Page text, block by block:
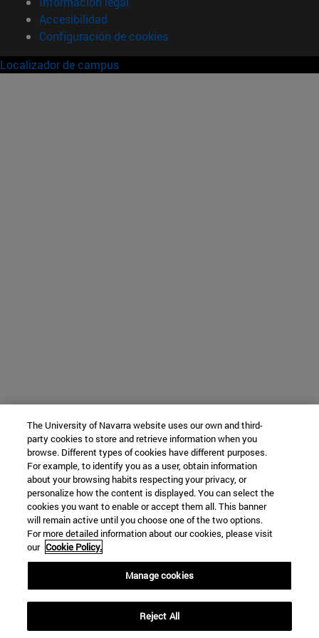
Accesibilidad
Configuración de cookies
Localizador de campus
The University of Navarra website uses our own and third-
party cookies to store and retrieve information when you
browse. Different types of cookies have different purposes.
For example, to identify you as a user, obtain information
about your browsing habits respecting your privacy, or
personalize how the content is displayed. You can select the
cookies you want to enable or accept them all. This banner
will remain active until you choose one of the two options.
For more detailed information about our cookies, please visit
our Cookie Policy.
Manage cookies
Reject All